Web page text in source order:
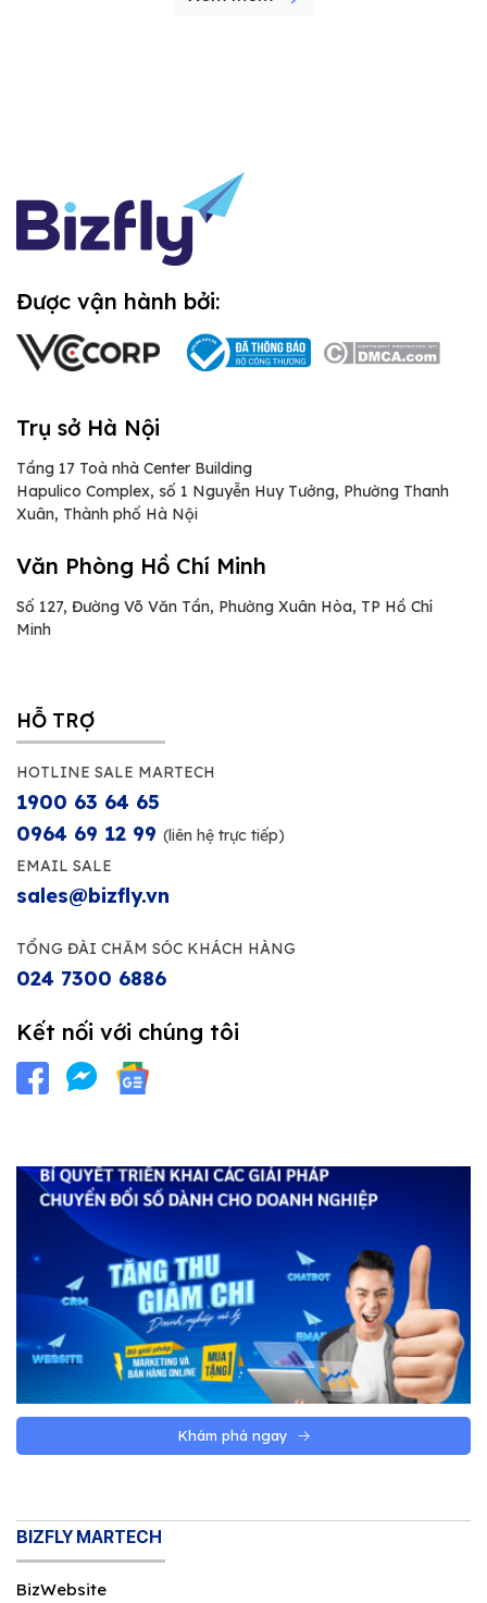
Được vận hành bởi:
Trụ sở Hà Nội
Tầng 17 Toà nhà Center Building
Hapulico Complex, số 1 Nguyễn Huy Tưởng, Phường Thanh
Xuân, Thành phố Hà Nội
Văn Phòng Hồ Chí Minh
Số 127, Đường Võ Văn Tần, Phường Xuân Hòa, TP Hồ Chí
Minh
HỖ TRỢ
HOTLINE SALE MARTECH
1900 63 64 65
0964 69 12 99 (liên hệ trực tiếp)
EMAIL SALE
sales@bizfly.vn
TỔNG ĐÀI CHĂM SÓC KHÁCH HÀNG
024 7300 6886
Kết nối với chúng tôi
Khám phá ngay
BIZFLY MARTECH
BizWebsite